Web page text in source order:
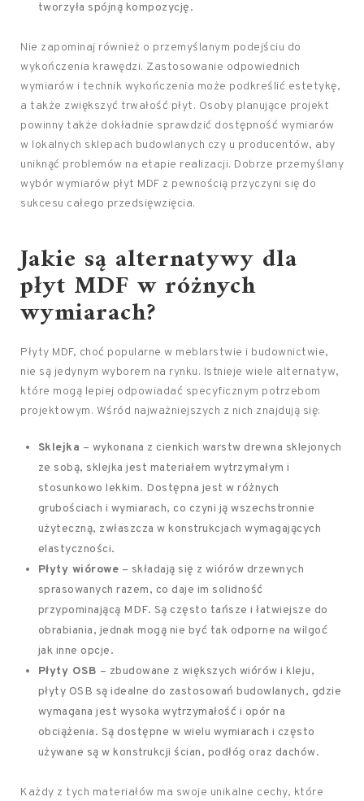
tworzyła spójną kompozycję.
Nie zapominaj również o przemyślanym podejściu do
wykończenia krawędzi. Zastosowanie odpowiednich
wymiarów i technik wykończenia może podkreślić estetykę,
a także zwiększyć trwałość płyt. Osoby planujące projekt
powinny także dokładnie sprawdzić dostępność wymiarów
w lokalnych sklepach budowlanych czy u producentów, aby
uniknąć problemów na etapie realizacji. Dobrze przemyślany
wybór wymiarów płyt MDF z pewnością przyczyni się do
sukcesu całego przedsięwzięcia.
Jakie są alternatywy dla
płyt MDF w różnych
wymiarach?
Płyty MDF, choć popularne w meblarstwie i budownictwie,
nie są jedynym wyborem na rynku. Istnieje wiele alternatyw,
które mogą lepiej odpowiadać specyficznym potrzebom
projektowym. Wśród najważniejszych z nich znajdują się:
Sklejka – wykonana z cienkich warstw drewna sklejonych
ze sobą, sklejka jest materiałem wytrzymałym i
stosunkowo lekkim. Dostępna jest w różnych
grubościach i wymiarach, co czyni ją wszechstronnie
użyteczną, zwłaszcza w konstrukcjach wymagających
elastyczności.
Płyty wiórowe – składają się z wiórów drzewnych
sprasowanych razem, co daje im solidność
przypominającą MDF. Są często tańsze i łatwiejsze do
obrabiania, jednak mogą nie być tak odporne na wilgoć
jak inne opcje.
Płyty OSB – zbudowane z większych wiórów i kleju,
płyty OSB są idealne do zastosowań budowlanych, gdzie
wymagana jest wysoka wytrzymałość i opór na
obciążenia. Są dostępne w wielu wymiarach i często
używane są w konstrukcji ścian, podłóg oraz dachów.
Każdy z tych materiałów ma swoje unikalne cechy, które